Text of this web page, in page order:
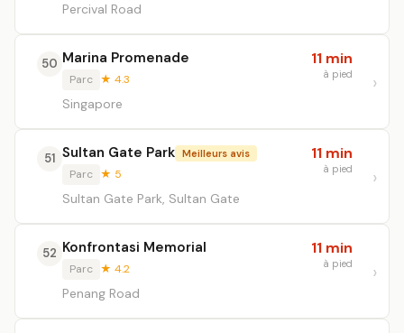
Percival Road
50 Marina Promenade
Parc ★ 4.3
Singapore
11 min
à pied
51 Sultan Gate Park Meilleurs avis
Parc ★ 5
Sultan Gate Park, Sultan Gate
11 min
à pied
52 Konfrontasi Memorial
Parc ★ 4.2
Penang Road
11 min
à pied